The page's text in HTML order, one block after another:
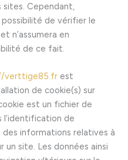
sites. Cependant,
possibilité de vérifier le
n’assumera en
de ce fait.
verttige85.fr est
de cookie(s) sur
est un fichier de
de
des informations relatives à
un site. Les données ainsi